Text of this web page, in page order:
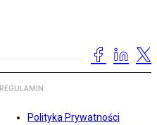
REGULAMIN
Polityka Prywatności